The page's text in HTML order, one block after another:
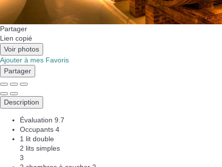
Partager
Lien copié
Voir photos
Ajouter à mes Favoris
Partager
Description
Évaluation 9.7
Occupants 4
1 lit double
2 lits simples
3